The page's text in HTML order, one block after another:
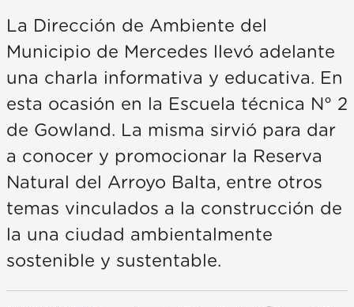
La Dirección de Ambiente del
Municipio de Mercedes llevó adelante
una charla informativa y educativa. En
esta ocasión en la Escuela técnica N° 2
de Gowland. La misma sirvió para dar
a conocer y promocionar la Reserva
Natural del Arroyo Balta, entre otros
temas vinculados a la construcción de
la una ciudad ambientalmente
sostenible y sustentable.